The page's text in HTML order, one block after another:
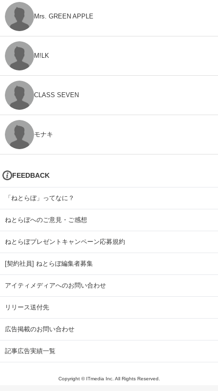
Mrs. GREEN APPLE
M!LK
CLASS SEVEN
モナキ
FEEDBACK
「ねとらぼ」ってなに？
ねとらぼへのご意見・ご感想
ねとらぼプレゼントキャンペーン応募規約
[契約社員] ねとらぼ編集者募集
アイティメディアへのお問い合わせ
リリース送付先
広告掲載のお問い合わせ
記事広告実績一覧
Copyright © ITmedia Inc. All Rights Reserved.